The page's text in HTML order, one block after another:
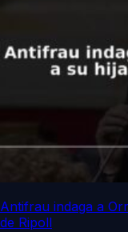
Antifrau indaga a
de Ripoll